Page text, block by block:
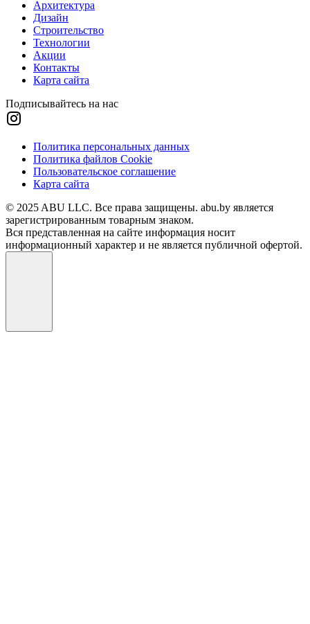
Архитектура
Дизайн
Строительство
Технологии
Акции
Контакты
Карта сайта
Подписывайтесь на нас
Политика персональных данных
Политика файлов Cookie
Пользовательское соглашение
Карта сайта
© 2025 ABU LLC. Все права защищены. abu.by является
зарегистрированным товарным знаком.
Вся представленная на сайте информация носит
информационный характер и не является публичной офертой.